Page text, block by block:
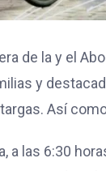
de la y el
y
Así
a las 6:30